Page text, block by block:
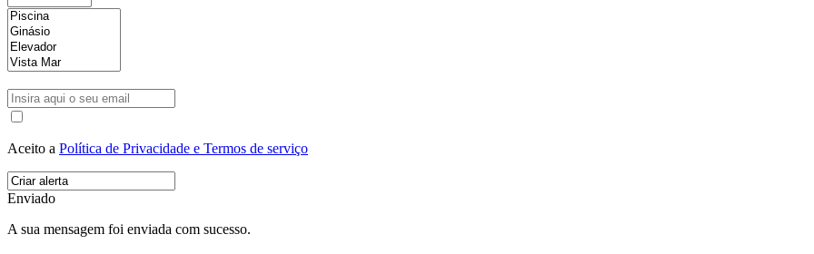
Aceito a Política de Privacidade e Termos de serviço
Enviado
A sua mensagem foi enviada com sucesso.